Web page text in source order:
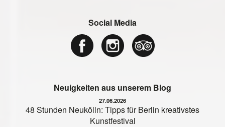
Social Media
Neuigkeiten aus unserem Blog
27.06.2026
48 Stunden Neukölln: Tipps für Berlin kreativstes
Kunstfestival